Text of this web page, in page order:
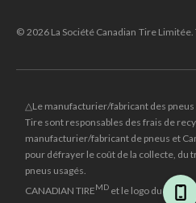
© 2026 La Société Canadian Tire
△Le manufacturier/fabricant des pneus
Tire sont responsables des frais de
manufacturier/fabricant de pneus et
pour défrayer le coût de la collecte, du
pneus usagés.
CANADIAN TIREMD et le logo du